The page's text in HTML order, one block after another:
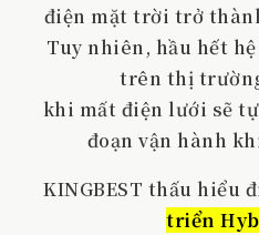
điện mặt trời trở
Tuy nhiên, hầu hết
trên thị
khi mất điện lưới sẽ
đoạn vận hành
KINGBEST thấu hiểu
triển